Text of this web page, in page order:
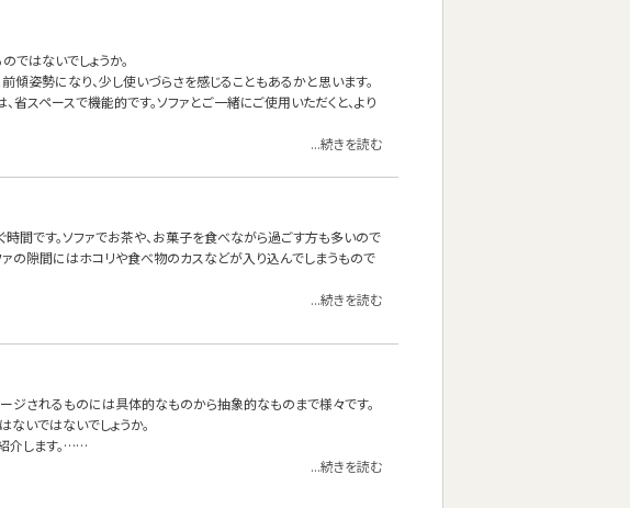
ではないでしょうか。
傾姿勢になり、少し使いづらさを感じることもあるかと思います。
スペースで機能的です。ソファとご一緒にご使用いただくと、より
...続きを読む
時間です。ソファでお茶や、お菓子を食べながら過ごす方も多いので
ァの隙間にはホコリや食べ物のカスなどが入り込んでしまうもので
...続きを読む
ージされるものには具体的なものから抽象的なものまで様々です。
いではないでしょうか。
介します。……
...続きを読む